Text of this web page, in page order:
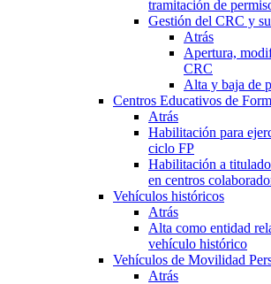
tramitación de
Gestión del CRC y
Atrás
Apertura,
CRC
Alta y baja de
Centros Educativos de
Atrás
Habilitación para
ciclo FP
Habilitación a
en centros
Vehículos históricos
Atrás
Alta como entidad
vehículo histórico
Vehículos de Movilidad
Atrás